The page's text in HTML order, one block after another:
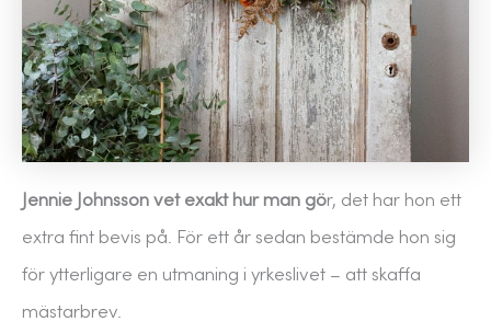
Jennie Johnsson vet exakt hur man gör, det har hon ett
extra fint bevis på. För ett år sedan bestämde hon sig
för ytterligare en utmaning i yrkeslivet – att skaffa
mästarbrev.